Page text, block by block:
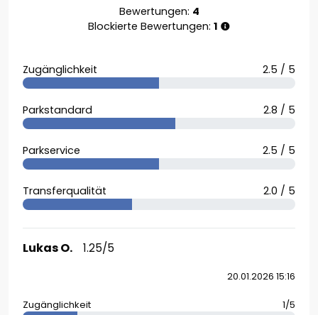
Bewertungen: 4
Blockierte Bewertungen: 1
Zugänglichkeit 2.5 / 5
Parkstandard 2.8 / 5
Parkservice 2.5 / 5
Transferqualität 2.0 / 5
Lukas O. 1.25/5
20.01.2026 15:16
Zugänglichkeit 1/5